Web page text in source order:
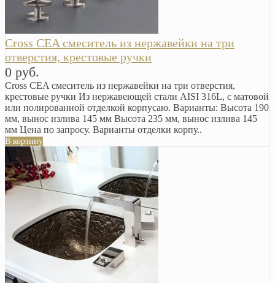
Cross CEA смеситель из нержавейки на три
отверстия, крестовые ручки
0 руб.
Cross CEA смеситель из нержавейки на три отверстия,
крестовые ручки Из нержавеющей стали AISI 316L, с матовой
или полированной отделкой корпусаю. Варианты: Высота 190
мм, вынос излива 145 мм Высота 235 мм, вынос излива 145
мм Цена по запросу. Варианты отделки корпу..
В корзину